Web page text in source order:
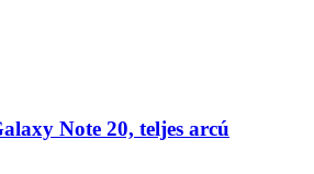
Note 20, teljes arcú